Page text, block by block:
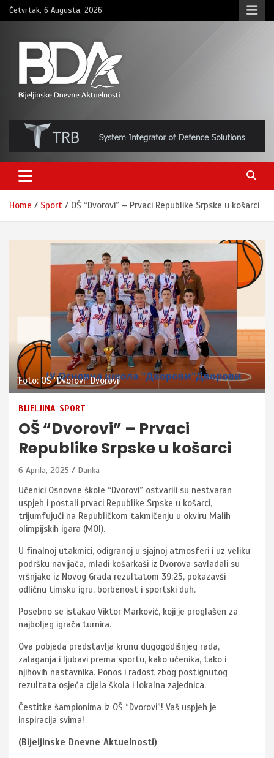
Skip
to
Četvrtak, 6 Augusta, 2026
BNDAN.com
Home Sport OŠ “Dvorovi” – Prvaci Republike Srpske u košarci
Foto: OŠ "Dvorovi" Dvorovi
BIJELJINA SPORT
OŠ “Dvorovi” – Prvaci
Republike Srpske u košarci
6 Aprila, 2025 Danka
Učenici Osnovne škole “Dvorovi” ostvarili su nestvaran
uspjeh i postali prvaci Republike Srpske u košarci,
trijumfujući na Republičkom takmičenju u okviru Malih
olimpijskih igara (MOI).
U finalnoj utakmici, odigranoj u sjajnoj atmosferi i uz veliku
podršku navijača, mladi košarkaši iz Dvorova savladali su
vršnjake iz Novog Grada rezultatom 39:25, pokazavši
odličnu timsku igru, borbenost i sportski duh.
Posebno se istakao Viktor Marković, koji je proglašen za
najboljeg igrača turnira.
Ova pobjeda predstavlja krunu dugogodišnjeg rada,
zalaganja i ljubavi prema sportu, kako učenika, tako i
njihovih nastavnika. Ponos i radost zbog postignutog
rezultata osjeća cijela škola i lokalna zajednica.
Čestitke šampionima iz OŠ “Dvorovi”! Vaš uspjeh je
inspiracija svima!
(Bijeljinske Dnevne Aktuelnosti)